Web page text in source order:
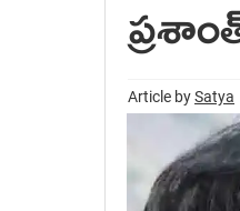
Article bySatya